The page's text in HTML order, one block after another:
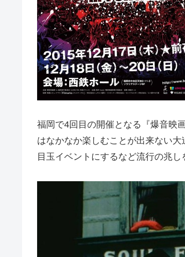
福岡で4回目の開催となる『爆音映
はなかなか楽しむことが出来ない
目玉イベントにするなど流行の兆し